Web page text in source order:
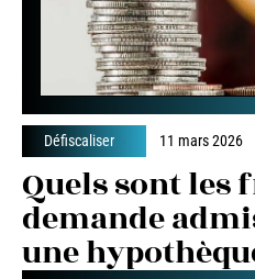
Défiscaliser 11 mars 2026
Quels sont les
demande
une